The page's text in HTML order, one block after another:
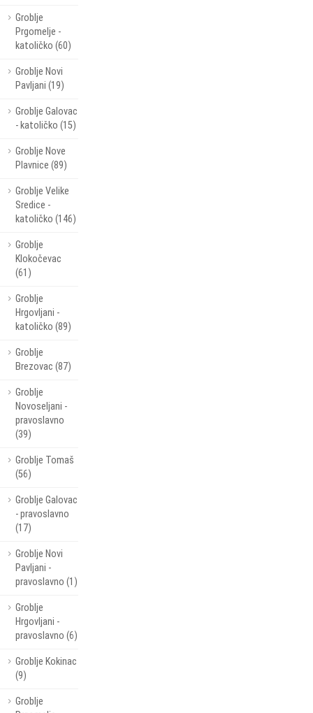
Groblje
Prgomelje -
katoličko (60)
Groblje Novi
Pavljani (19)
Groblje Galovac
- katoličko (15)
Groblje Nove
Plavnice (89)
Groblje Velike
Sredice -
katoličko (146)
Groblje
Klokočevac
(61)
Groblje
Hrgovljani -
katoličko (89)
Groblje
Brezovac (87)
Groblje
Novoseljani -
pravoslavno
(39)
Groblje Tomaš
(56)
Groblje Galovac
- pravoslavno
(17)
Groblje Novi
Pavljani -
pravoslavno (1)
Groblje
Hrgovljani -
pravoslavno (6)
Groblje Kokinac
(9)
Groblje